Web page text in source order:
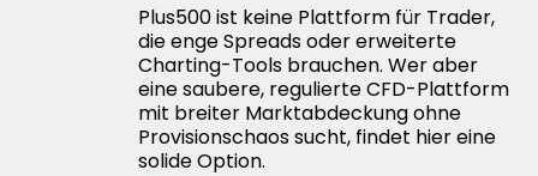
Plus500 ist keine Plattform für Trader,
die enge Spreads oder erweiterte
Charting-Tools brauchen. Wer aber
eine saubere, regulierte CFD-Plattform
mit breiter Marktabdeckung ohne
Provisionschaos sucht, findet hier eine
solide Option.